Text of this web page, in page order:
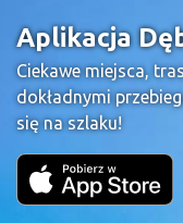
Aplikacja
Ciekawe miejsca,
dokładnymi
się na szlaku!